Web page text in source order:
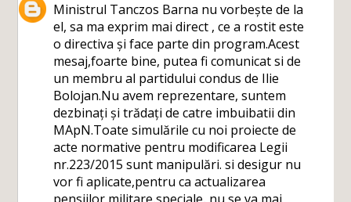
Ministrul Tanczos Barna nu vorbește de la
el, sa ma exprim mai direct , ce a rostit este
o directiva și face parte din program.Acest
mesaj,foarte bine, putea fi comunicat si de
un membru al partidului condus de Ilie
Bolojan.Nu avem reprezentare, suntem
dezbinați și trădați de catre imbuibatii din
MApN.Toate simulările cu noi proiecte de
acte normative pentru modificarea Legii
nr.223/2015 sunt manipulări. si desigur nu
vor fi aplicate,pentru ca actualizarea